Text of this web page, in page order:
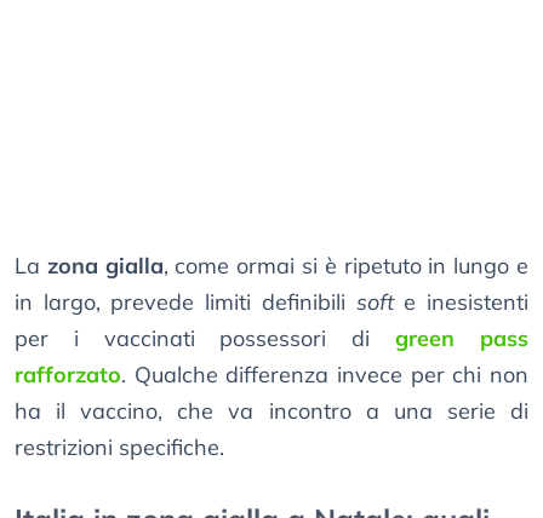
La zona gialla, come ormai si è ripetuto in lungo e
in largo, prevede limiti definibili softe inesistenti
per i vaccinati possessori digreen pass
rafforzato. Qualche differenza invece per chi non
ha il vaccino, che va incontro a una serie di
restrizioni specifiche.